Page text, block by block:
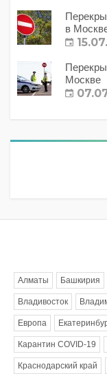
в
Москве
Алматы Башкирия
Владивосток
Европа
Карантин COVID-19
Краснодарский край